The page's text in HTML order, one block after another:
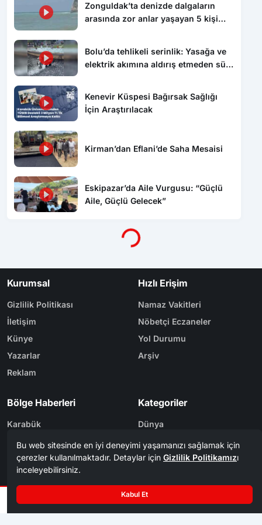
Zonguldak’ta denizde dalgaların
arasında zor anlar yaşayan 5 kişi
Bolu’da tehlikeli serinlik: Yasağa ve
elektrik akımına aldırış etmeden süs
Kenevir Küspesi Bağırsak Sağlığı
İçin Araştırılacak
Kirman’dan Eflani’de Saha Mesaisi
Eskipazar’da Aile Vurgusu: “Güçlü
Aile, Güçlü Gelecek”
Yükleniyor...
Kurumsal
Gizlilik Politikası
İletişim
Künye
Yazarlar
Reklam
Hızlı Erişim
Namaz Vakitleri
Nöbetçi Eczaneler
Yol Durumu
Arşiv
Bölge Haberleri
Karabük
Safranbolu
Kastamonu
Bolu
Kategoriler
Dünya
Eğitim
Ekonomi
Spor